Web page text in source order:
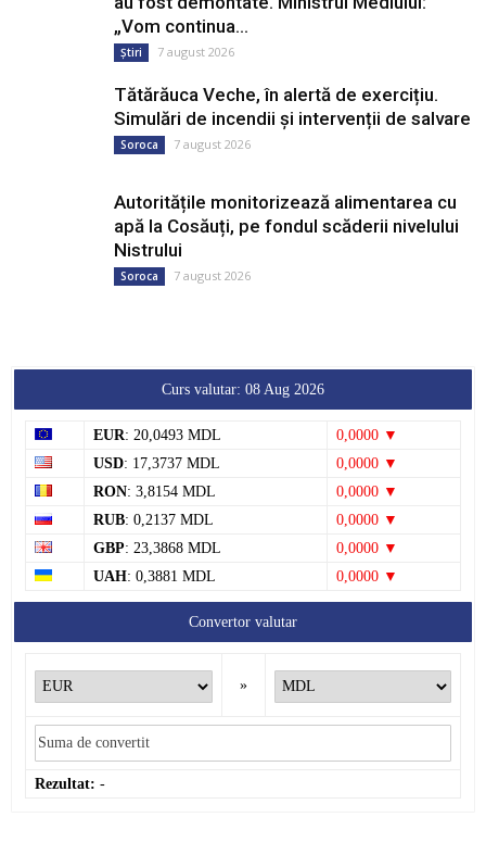
„Vom continua...
Știri 7 august 2026
Tătărăuca Veche, în alertă de exercițiu.
Simulări de incendii și intervenții de salvare
Soroca 7 august 2026
Autoritățile monitorizează alimentarea cu
apă la Cosăuți, pe fondul scăderii nivelului
Nistrului
Soroca 7 august 2026
Curs valutar: 08 Aug 2026
EUR: 20,0493 MDL
0,0000 ▼
USD: 17,3737 MDL
0,0000 ▼
RON: 3,8154 MDL
0,0000 ▼
RUB: 0,2137 MDL
0,0000 ▼
GBP: 23,3868 MDL
0,0000 ▼
UAH: 0,3881 MDL 0,0000 ▼
Convertor valutar
»
Rezultat: -